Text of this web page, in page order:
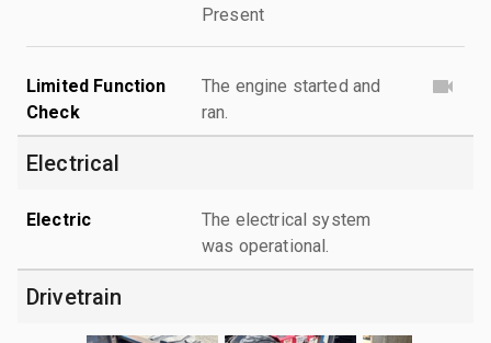
Present
Limited Function
Check
The engine started and
ran.
Electrical
Electric
The electrical system
was operational.
Drivetrain